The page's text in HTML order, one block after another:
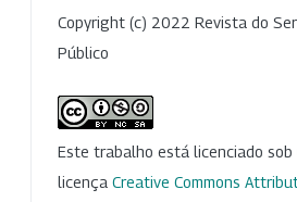
Copyright (c) 2022 Revista do
Público
Este trabalho está licenciado sob
licença Creative Commons